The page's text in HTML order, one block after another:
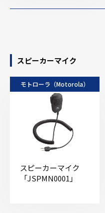
スピーカーマイク
モトローラ（Motorola）
スピーカーマイク
「JSPMN0001」